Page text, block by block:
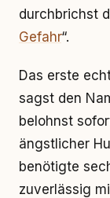
durchbrichst
Gefahr“.
Das erste
sagst den
belohnst
ängstlicher
benötigte
zuverlässig